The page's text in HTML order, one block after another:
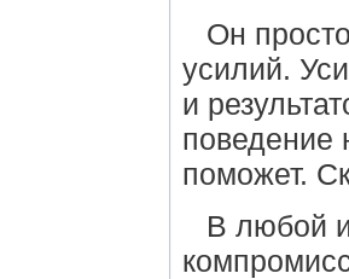
Он
усилий.
и
поведение
поможет.
В любой